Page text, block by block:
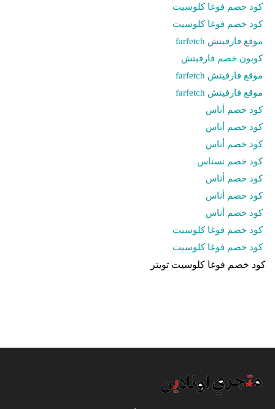
كود خصم فوغا كلوسيت
كود خصم فوغا كلوسيت
موقع فارفيتش farfetch
كوبون خصم فارفيتش
موقع فارفيتش farfetch
موقع فارفيتش farfetch
كود خصم أناس
كود خصم أناس
كود خصم أناس
كود خصم نسناس
كود خصم أناس
كود خصم أناس
كود خصم أناس
كود خصم فوغا كلوسيت
كود خصم فوغا كلوسيت
كود خصم فوغا كلوسيت تويتر